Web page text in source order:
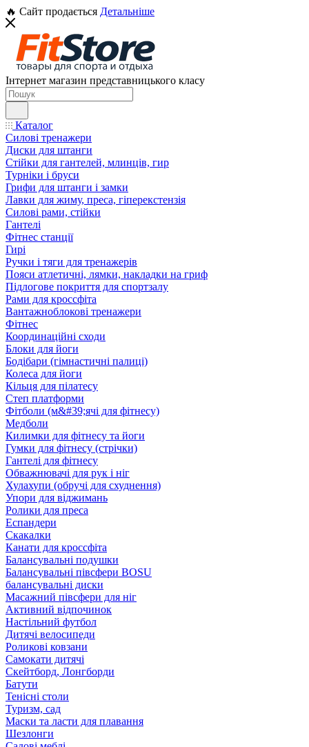
🔥 Сайт продається Детальніше
Інтернет магазин представницького класу
Каталог
Силові тренажери
Диски для штанги
Стійки для гантелей, млинців, гир
Турніки і бруси
Грифи для штанги і замки
Лавки для жиму, преса, гіперекстензія
Силові рами, стійки
Гантелі
Фітнес станції
Гирі
Ручки і тяги для тренажерів
Пояси атлетичні, лямки, накладки на гриф
Підлогове покриття для спортзалу
Рами для кроссфіта
Вантажноблокові тренажери
Фітнес
Координаційні сходи
Блоки для йоги
Бодібари (гімнастичні палиці)
Колеса для йоги
Кільця для пілатесу
Степ платформи
Фітболи (м&#39;ячі для фітнесу)
Медболи
Килимки для фітнесу та йоги
Гумки для фітнесу (стрічки)
Гантелі для фітнесу
Обважнювачі для рук і ніг
Хулахупи (обручі для схуднення)
Упори для віджимань
Ролики для преса
Еспандери
Скакалки
Канати для кроссфіта
Балансувальні подушки
Балансувальні півсфери BOSU
балансувальні диски
Масажний півсфери для ніг
Активний відпочинок
Настільний футбол
Дитячі велосипеди
Роликові ковзани
Самокати дитячі
Скейтборд, Лонгборди
Батути
Тенісні столи
Туризм, сад
Маски та ласти для плавання
Шезлонги